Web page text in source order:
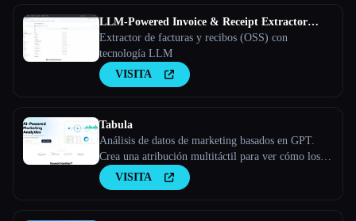
LLM-Powered Invoice & Receipt Extractor
(OSS)
Extractor de facturas y recibos (OSS) con
tecnología LLM
VISITA
Tabula
Análisis de datos de marketing basados en GPT.
Crea una atribución multitáctil para ver cómo los
diferentes canales de marketing trabajan juntos para
convertir clientes potenciales en clientes
VISITA